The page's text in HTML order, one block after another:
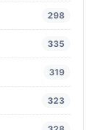
298
335
319
323